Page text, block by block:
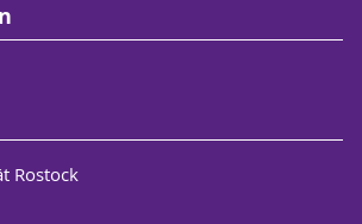
Rostock